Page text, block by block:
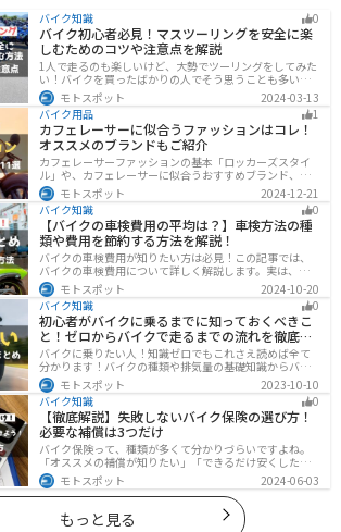
バイク知識 0
バイク初心者必見！マスツーリングを安全に楽
しむためのコツや注意点を解説
1人で走るのも楽しいけど、大勢でツーリングをしてみた
い！バイクを買ったばかりの人でそう思うことも多いで
しょう。他の人と一緒に走るマスツーリングはとても楽
しいですが、安全に楽しむために確認すべきことや注意
点などたくさんあります。1人で走る時とは違った難しさ
もあるので、しっかりと確認しておきましょう。
モトスポット
2024-03-13
バイク用品
1
カフェレーサーに似合うファッションはコレ！
オススメのブランドもご紹介
カフェレーサーファッションの基本「ロッカーズスタイ
ル」や、カフェレーサーに似合うおすすめブランド、定
番アイテムを詳しく紹介。個性を引き立てるコーデのコ
ツや季節に合ったアイテム選び、愛車とのマッチング方
法も解説します。
モトスポット
2024-12-21
バイク知識
0
【バイクの車検費用の平均は？】車検方法の種
類や費用を節約する方法を解説！
バイクの車検費用が知りたい方は必見！この記事では、
バイクの車検費用について詳しく解説します。実は、バ
イクの車検費用は一般的に20,000～70,000円程度です。
記事を読めば車検費用に関する知識が深まり、費用対効
果が高い車検の計画が可能です。
モトスポット
2024-10-20
バイク知識
0
初心者がバイクに乗るまでに知っておくべきこ
と！ゼロからバイクで走るまでの流れを徹底解
説
バイクに乗りたい人！知識ゼロでもこれさえ読めば全て
分かります！バイクの種類や排気量の基礎知識からバイ
クの選び方、免許の取り方、購入、納車、その後のバイ
クライフまで全てサポートします！
モトスポット
2023-10-10
バイク知識
0
【徹底解説】失敗しないバイク保険の選び方！
必要な補償は3つだけ
バイク保険って、種類が多くて分かりづらいですよね。
「オススメの補償が知りたい」「できるだけ安くした
い」「自分に合った保険を知りたい」こういったことで
悩んでいる方向けに、バイク保険の選び方・つけるべき
補償について解説します。
モトスポット 2024-06-03
もっと見る